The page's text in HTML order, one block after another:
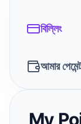
বিল্লিং
আমার
My